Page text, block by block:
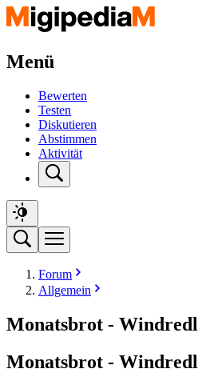
Menü
Bewerten
Testen
Diskutieren
Abstimmen
Aktivität
Forum
Allgemein
Monatsbrot -
Monatsbrot -